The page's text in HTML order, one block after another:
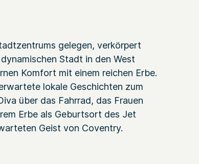
gelegen, verkörpert
Stadt in den West
Komfort mit einem reichen Erbe.
lokale Geschichten zum
über das Fahrrad, das Frauen
Erbe als Geburtsort des Jet
Geist von Coventry.